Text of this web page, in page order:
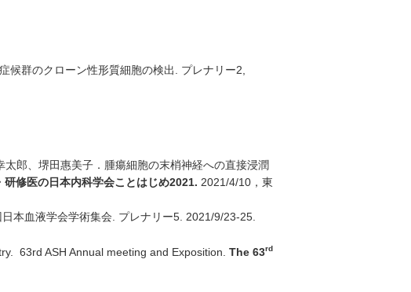
候群のクローン性形質細胞の検出. プレナリー2,
郎、堺田惠美子．腫瘍細胞の末梢神経への直接浸潤
修医の日本内科学会ことはじめ2021. 2021/4/10，東
本血液学会学術集会. プレナリー5. 2021/9/23-25.
63rd ASH Annual meeting and Exposition. The 63rd